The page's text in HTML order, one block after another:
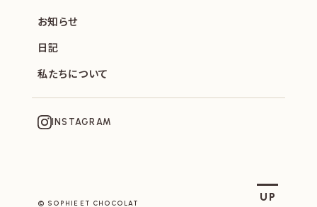
お知らせ
日記
私たちについて
INSTAGRAM
© SOPHIE ET CHOCOLAT UP